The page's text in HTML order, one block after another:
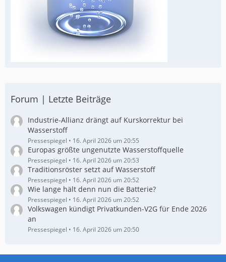
Forum | Letzte Beiträge
Industrie-Allianz drängt auf Kurskorrektur bei
Wasserstoff
Pressespiegel 16. April 2026 um 20:55
Europas größte ungenutzte Wasserstoffquelle
Pressespiegel 16. April 2026 um 20:53
Traditionsröster setzt auf Wasserstoff
Pressespiegel 16. April 2026 um 20:52
Wie lange hält denn nun die Batterie?
Pressespiegel 16. April 2026 um 20:52
Volkswagen kündigt Privatkunden-V2G für Ende 2026
an
Pressespiegel 16. April 2026 um 20:50